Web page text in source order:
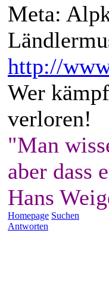
Meta:
http://
Wer
verloren!
"Man
aber dass
Hans
Homepage Suchen
Antworten